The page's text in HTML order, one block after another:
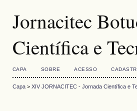
Jornacitec
Científica e
CAPA SOBRE ACESSO
Capa> XIV JORNACITEC - Jornada Científica e